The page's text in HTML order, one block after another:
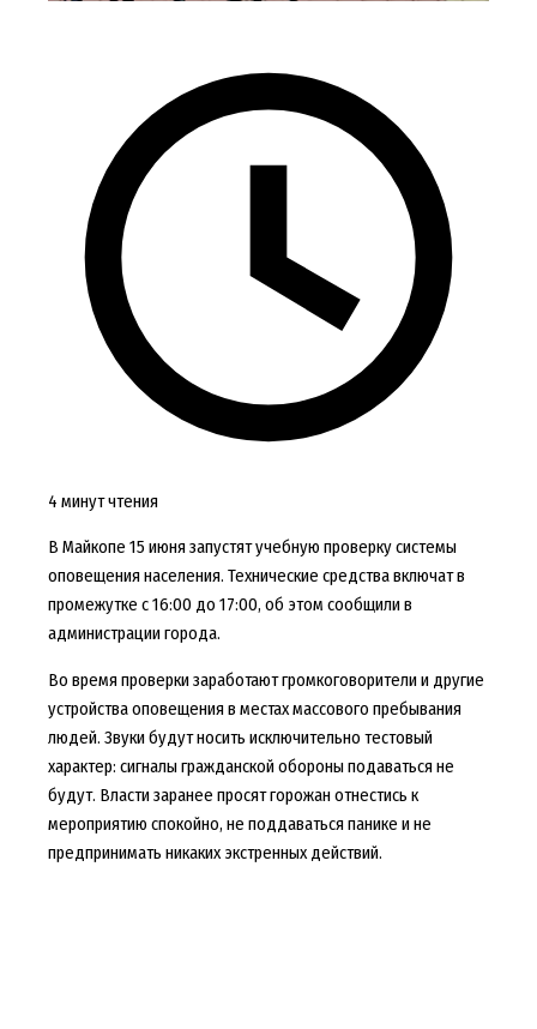
4 минут чтения
В Майкопе 15 июня запустят учебную проверку системы
оповещения населения. Технические средства включат в
промежутке с 16:00 до 17:00, об этом сообщили в
администрации города.
Во время проверки заработают громкоговорители и другие
устройства оповещения в местах массового пребывания
людей. Звуки будут носить исключительно тестовый
характер: сигналы гражданской обороны подаваться не
будут. Власти заранее просят горожан отнестись к
мероприятию спокойно, не поддаваться панике и не
предпринимать никаких экстренных действий.